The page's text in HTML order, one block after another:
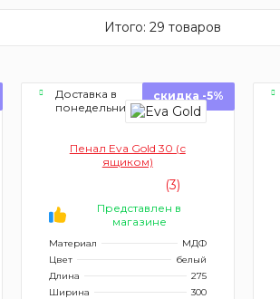
Итого: 29 товаров
Доставка в
понедельник
скидка -5%
Пенал Eva Gold 30 (с
ящиком)
(3)
Представлен в
магазине
Материал
МДФ
Цвет
белый
Длина
275
Ширина
300